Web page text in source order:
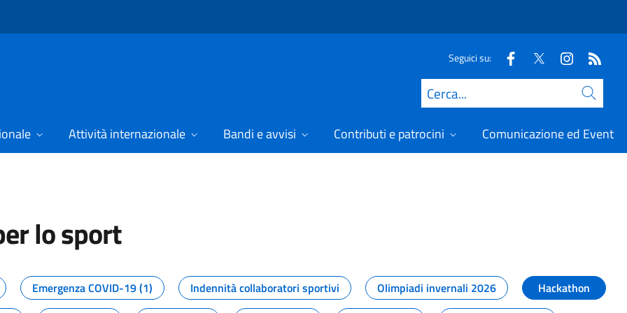
Seguici su:
Cerca
Attività internazionale Bandi e avvisi Contributi e patrocini Comunicazione ed Eventi
lo sport
dal Dipartimento per lo sport
Emergenza COVID-19 (1) Indennità collaboratori sportivi Olimpiadi invernali 2026
Hackathon